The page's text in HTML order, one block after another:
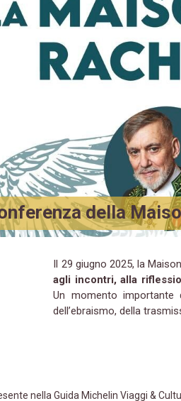
della
Il 29 giugno 2025, la
agli incontri, alla
Un momento importante
dell’ebraismo, della
nella Guida Michelin Viaggi &